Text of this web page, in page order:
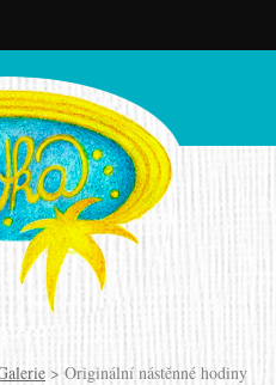
> Originální nástěnné hodiny